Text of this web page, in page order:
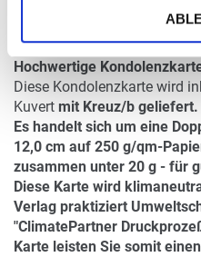
Hochwertige
Diese Kondolenzkarte wird
Kuvert mit Kreuz/b geliefert.
Es handelt sich um eine
12,0 cm auf 250 g/qm-
zusammen unter 20 g - für
Diese Karte wird
Verlag praktiziert
"ClimatePartner
Karte leisten Sie somit